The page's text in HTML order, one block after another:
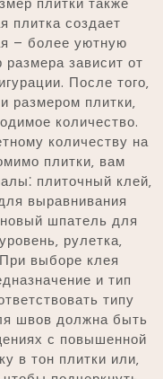
плитка создает
– более уютную
зависит от
После того‚
размером плитки‚
количество.
количеству на
плитки‚ вам
плиточный клей‚
выравнивания
шпатель для
рулетка‚
выборе клея
и тип
типу
швов должна быть
с повышенной
в тон плитки или‚